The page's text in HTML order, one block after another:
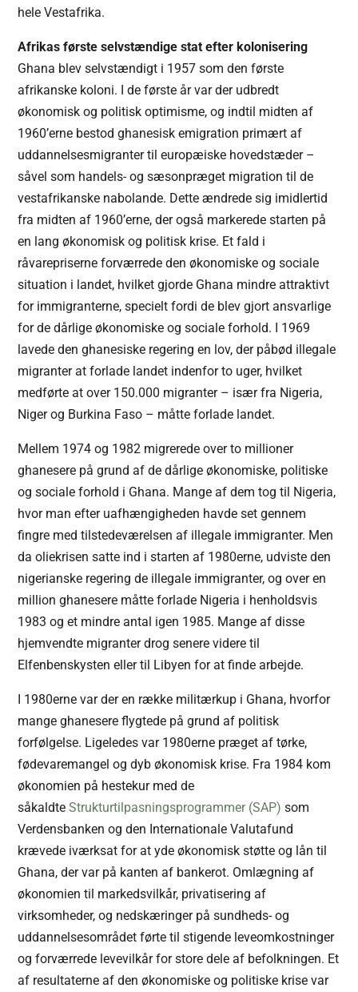
hele Vestafrika.
Afrikas første selvstændige stat efter kolonisering
Ghana blev selvstændigt i 1957 som den første
afrikanske koloni. I de første år var der udbredt
økonomisk og politisk optimisme, og indtil midten af
1960’erne bestod ghanesisk emigration primært af
uddannelsesmigranter til europæiske hovedstæder –
såvel som handels- og sæsonpræget migration til de
vestafrikanske nabolande. Dette ændrede sig imidlertid
fra midten af 1960’erne, der også markerede starten på
en lang økonomisk og politisk krise. Et fald i
råvarepriserne forværrede den økonomiske og sociale
situation i landet, hvilket gjorde Ghana mindre attraktivt
for immigranterne, specielt fordi de blev gjort ansvarlige
for de dårlige økonomiske og sociale forhold. I 1969
lavede den ghanesiske regering en lov, der påbød illegale
migranter at forlade landet indenfor to uger, hvilket
medførte at over 150.000 migranter – især fra Nigeria,
Niger og Burkina Faso – måtte forlade landet.
Mellem 1974 og 1982 migrerede over to millioner
ghanesere på grund af de dårlige økonomiske, politiske
og sociale forhold i Ghana. Mange af dem tog til Nigeria,
hvor man efter uafhængigheden havde set gennem
fingre med tilstedeværelsen af illegale immigranter. Men
da oliekrisen satte ind i starten af 1980erne, udviste den
nigerianske regering de illegale immigranter, og over en
million ghanesere måtte forlade Nigeria i henholdsvis
1983 og et mindre antal igen 1985. Mange af disse
hjemvendte migranter drog senere videre til
Elfenbenskysten eller til Libyen for at finde arbejde.
I 1980erne var der en række militærkup i Ghana, hvorfor
mange ghanesere flygtede på grund af politisk
forfølgelse. Ligeledes var 1980erne præget af tørke,
fødevaremangel og dyb økonomisk krise. Fra 1984 kom
økonomien på hestekur med de
såkaldteStrukturtilpasningsprogrammer (SAP) som
Verdensbanken og den Internationale Valutafund
krævede iværksat for at yde økonomisk støtte og lån til
Ghana, der var på kanten af bankerot. Omlægning af
økonomien til markedsvilkår, privatisering af
virksomheder, og nedskæringer på sundheds- og
uddannelsesområdet førte til stigende leveomkostninger
og forværrede levevilkår for store dele af befolkningen. Et
af resultaterne af den økonomiske og politiske krise var